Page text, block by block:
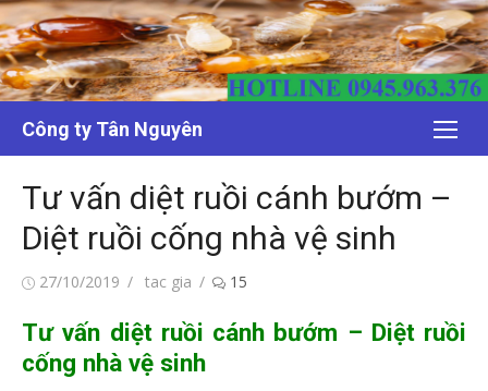
Chuyển
tới
nội
dung
Công ty Tân Nguyên
Tư vấn diệt ruồi cánh bướm –
Diệt ruồi cống nhà vệ sinh
Đăng27/10/2019
Tác
tac gia 15
Tư vấn diệt ruồi cánh bướm – Diệt ruồi
cống nhà vệ sinh